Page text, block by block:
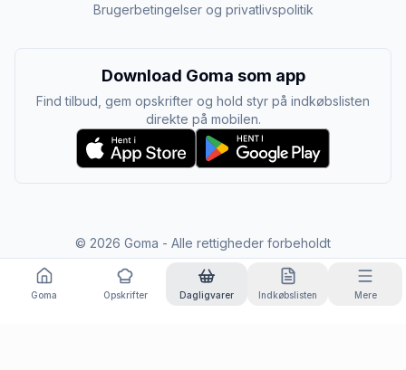
Brugerbetingelser og privatlivspolitik
Download Goma som app
Find tilbud, gem opskrifter og hold styr på indkøbslisten
direkte på mobilen.
© 2026 Goma - Alle rettigheder forbeholdt
Goma Opskrifter Dagligvarer Indkøbslisten Mere